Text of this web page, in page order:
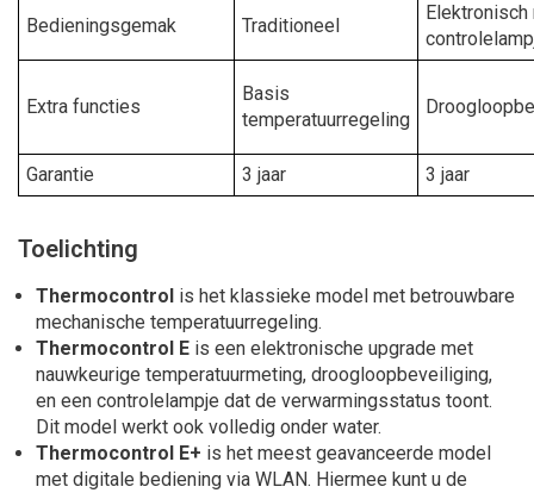
Bedieningsgemak Traditioneel
Elektronisch
Extra functies
Basis
temperatuurregeling
Garantie 3 jaar 3 jaar
Toelichting
Thermocontrol is het klassieke model met betrouwbare
mechanische temperatuurregeling.
Thermocontrol E is een elektronische upgrade met
nauwkeurige temperatuurmeting, droogloopbeveiliging,
en een controlelampje dat de verwarmingsstatus toont.
Dit model werkt ook volledig onder water.
Thermocontrol E+ is het meest geavanceerde model
met digitale bediening via WLAN. Hiermee kunt u de